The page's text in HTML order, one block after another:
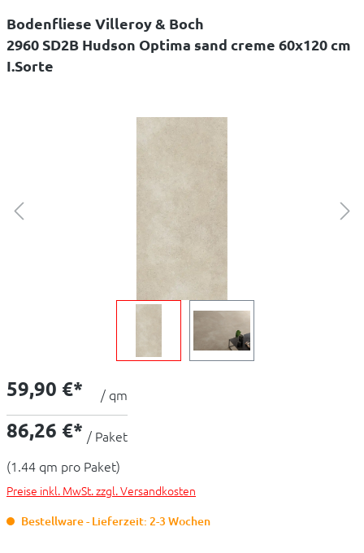
Bodenfliese Villeroy & Boch
2960 SD2B Hudson Optima sand creme 60x120 cm
I.Sorte
59,90 €* / qm
86,26 €* / Paket
(1.44 qm pro Paket)
Preise inkl. MwSt. zzgl. Versandkosten
Bestellware - Lieferzeit: 2-3 Wochen